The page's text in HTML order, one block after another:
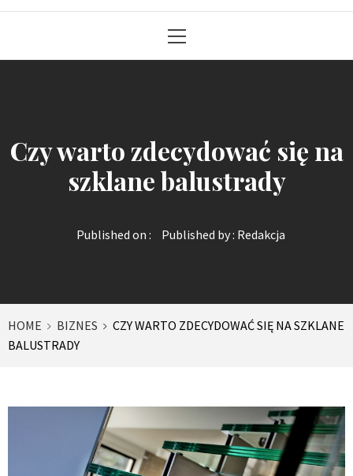
Menu
Czy warto zdecydować się na
szklane balustrady
Published on : Published by : Redakcja
HOME BIZNES
CZY WARTO ZDECYDOWAĆ SIĘ NA SZKLANE
BALUSTRADY